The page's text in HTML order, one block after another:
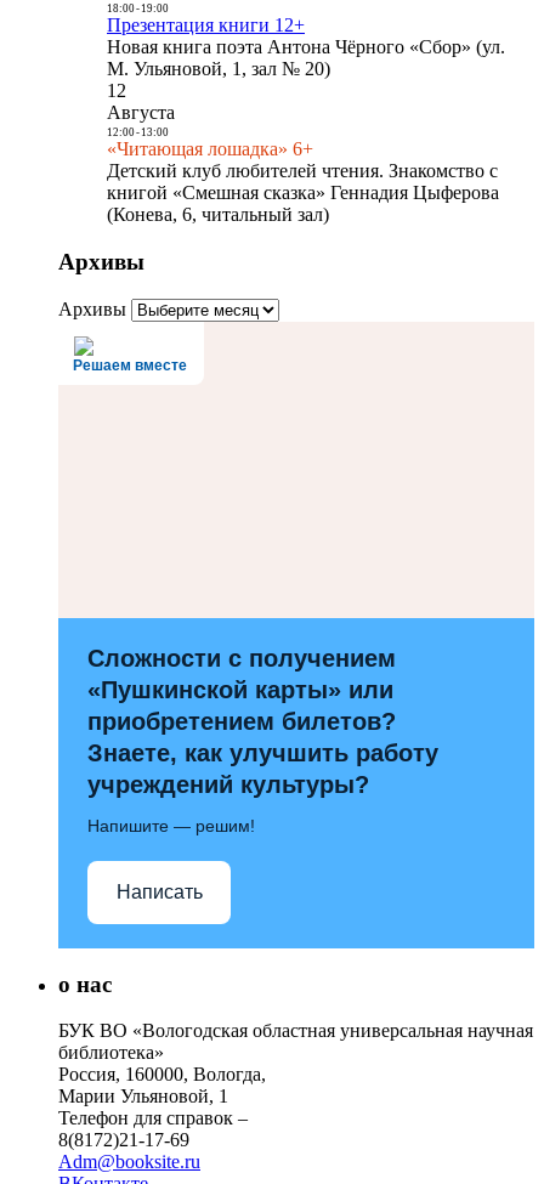
18:00- 19:00
Презентация книги 12+
Новая книга поэта Антона Чёрного «Сбор» (ул.
М. Ульяновой, 1, зал № 20)
12
Августа
12:00- 13:00
«Читающая лошадка» 6+
Детский клуб любителей чтения. Знакомство с
книгой «Смешная сказка» Геннадия Цыферова
(Конева, 6, читальный зал)
Архивы
Архивы
Решаем вместе
Сложности с получением
«Пушкинской карты» или
приобретением билетов?
Знаете, как улучшить работу
учреждений культуры?
Напишите — решим!
Написать
о нас
БУК ВО «Вологодская областная универсальная научная
библиотека»
Россия, 160000, Вологда,
Марии Ульяновой, 1
Телефон для справок –
8(8172)21-17-69
Adm@booksite.ru